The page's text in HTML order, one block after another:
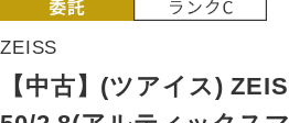
ZEISS
【中古】(ツアイス)